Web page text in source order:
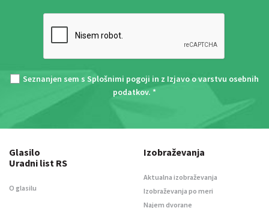
Seznanjen sem s Splošnimi pogoji in z Izjavo o varstvu osebnih
podatkov. *
Glasilo
Uradni list RS
O glasilu
Izobraževanja
Aktualna izobraževanja
Izobraževanja po meri
Najem dvorane